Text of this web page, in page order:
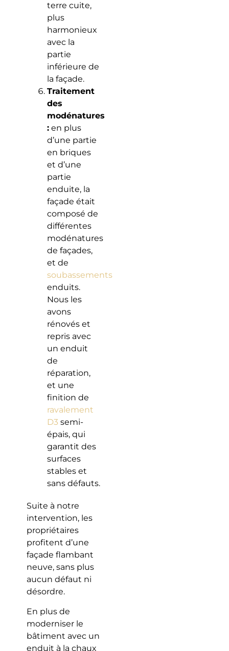
terre cuite,
plus
harmonieux
avec la
partie
inférieure de
la façade.
Traitement
des
modénatures
:en plus
d’une partie
en briques
et d’une
partie
enduite, la
façade était
composé de
différentes
modénatures
de façades,
et de
soubassements
enduits.
Nous les
avons
rénovés et
repris avec
un enduit
de
réparation,
et une
finition de
ravalement
D3 semi-
épais, qui
garantit des
surfaces
stables et
sans défauts.
Suite à notre
intervention, les
propriétaires
profitent d’une
façade flambant
neuve, sans plus
aucun défaut ni
désordre.
En plus de
moderniser le
bâtiment avec un
enduit à la chaux